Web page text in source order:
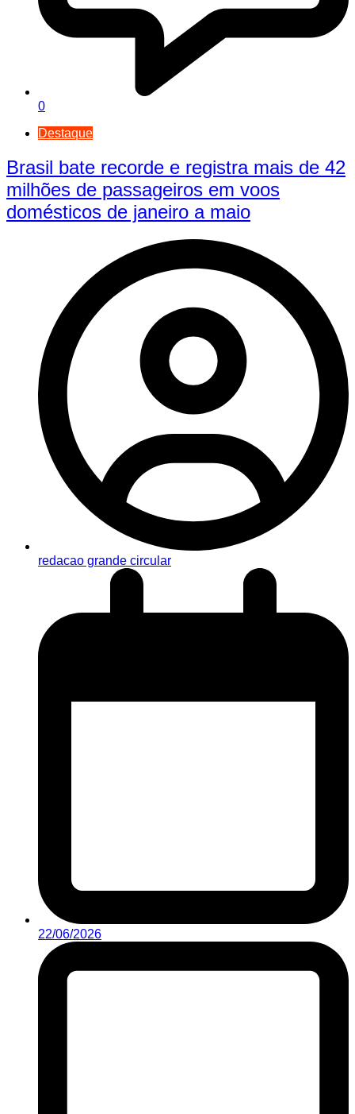
0
Destaque
Brasil bate recorde e registra mais de 42
milhões de passageiros em voos
domésticos de janeiro a maio
redacao grande circular
22/06/2026